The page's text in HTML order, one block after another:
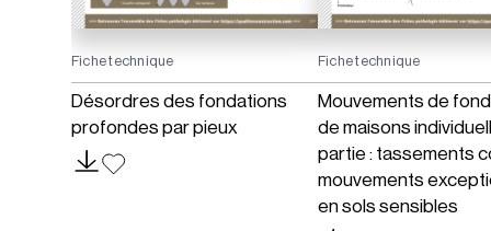
Fiche technique
Désordres des fondations
profondes par pieux
Fiche technique
Mouvements de
de maisons
partie : tassements
mouvements
en sols sensibles